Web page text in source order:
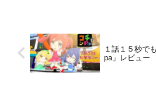
１話１５秒で
pa」レビュー